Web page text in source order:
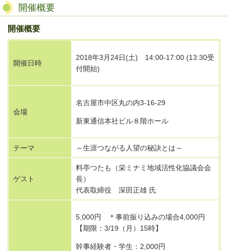
開催概要
開催概要
開催日時
2018年3月24日(土) 14:00-17:00 (13:30受
付開始)
会場
名古屋市中区丸の内3-16-29
新東通信本社ビル８階ホール
テーマ ～生涯つながる人望の秘訣とは～
ゲスト
料亭つたも（栄ミナミ地域活性化協議会会
長）
代表取締役 深田正雄 氏
5,000円 ＊事前振り込みの場合4,000円
【期限：3/19（月）15時】
幹事経験者・学生：2,000円